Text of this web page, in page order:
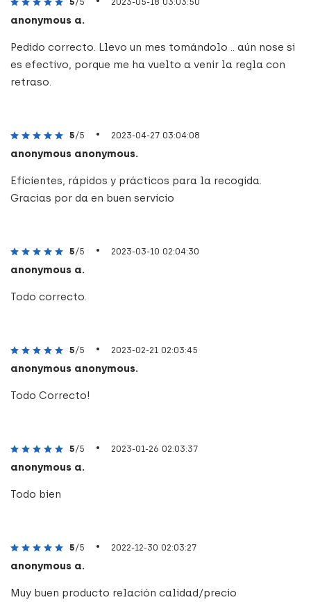
anonymous a.
Pedido correcto. Llevo un mes tomándolo .. aún nose si
es efectivo, porque me ha vuelto a venir la regla con
retraso.
5/5 • 2023-04-27 03:04:08
anonymous anonymous.
Eficientes, rápidos y prácticos para la recogida.
Gracias por da en buen servicio
5/5 • 2023-03-10 02:04:30
anonymous a.
Todo correcto.
5/5 • 2023-02-21 02:03:45
anonymous anonymous.
Todo Correcto!
5/5 • 2023-01-26 02:03:37
anonymous a.
Todo bien
5/5 • 2022-12-30 02:03:27
anonymous a.
Muy buen producto relación calidad/precio